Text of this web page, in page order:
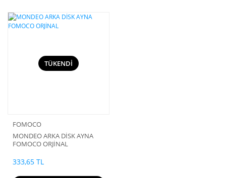
TÜKENDİ
FOMOCO
MONDEO ARKA DİSK AYNA
FOMOCO ORJİNAL
333,65 TL